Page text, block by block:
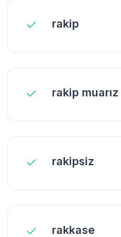
rakip
rakip muarız
rakipsiz
rakkase